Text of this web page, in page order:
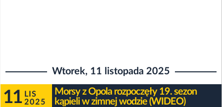
Wtorek, 11 listopada 2025
11 LIS
2025
Morsy z Opola rozpoczęły 19. sezon
kąpieli w zimnej wodzie (WIDEO)